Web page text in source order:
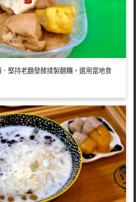
堅持老麵發酵揉製麵糰，選用當地食